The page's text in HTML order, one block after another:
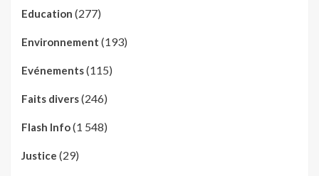
Education (277)
Environnement (193)
Evénements(115)
Faits divers(246)
Flash Info(1 548)
Justice (29)